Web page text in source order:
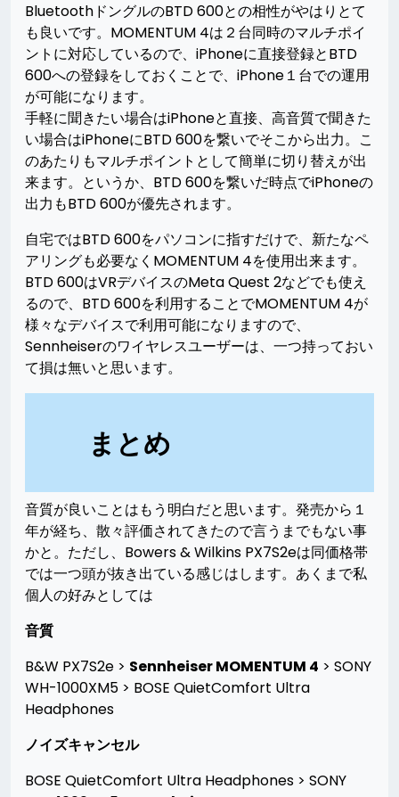
BluetoothドングルのBTD 600との相性がやはりとて
も良いです。MOMENTUM 4は２台同時のマルチポイ
ントに対応しているので、iPhoneに直接登録とBTD
600への登録をしておくことで、iPhone１台での運用
が可能になります。
手軽に聞きたい場合はiPhoneと直接、高音質で聞きた
い場合はiPhoneにBTD 600を繋いでそこから出力。こ
のあたりもマルチポイントとして簡単に切り替えが出
来ます。というか、BTD 600を繋いだ時点でiPhoneの
出力もBTD 600が優先されます。
自宅ではBTD 600をパソコンに指すだけで、新たなペ
アリングも必要なくMOMENTUM 4を使用出来ます。
BTD 600はVRデバイスのMeta Quest 2などでも使え
るので、BTD 600を利用することでMOMENTUM 4が
様々なデバイスで利用可能になりますので、
Sennheiserのワイヤレスユーザーは、一つ持っておい
て損は無いと思います。
まとめ
音質が良いことはもう明白だと思います。発売から１
年が経ち、散々評価されてきたので言うまでもない事
かと。ただし、Bowers & Wilkins PX7S2eは同価格帯
では一つ頭が抜き出ている感じはします。あくまで私
個人の好みとしては
音質
B&W PX7S2e > Sennheiser MOMENTUM 4 > SONY
WH-1000XM5 > BOSE QuietComfort Ultra
Headphones
ノイズキャンセル
BOSE QuietComfort Ultra Headphones > SONY